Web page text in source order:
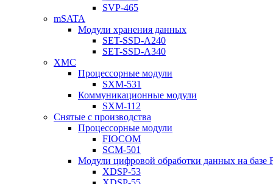
SVP-465
mSATA
Модули хранения данных
SET-SSD-A240
SET-SSD-A340
XMC
Процессорные модули
SXM-531
Коммуникационные модули
SXM-112
Снятые с производства
Процессорные модули
FIOCOM
SCM-501
Модули цифровой обработки данных на базе
XDSP-53